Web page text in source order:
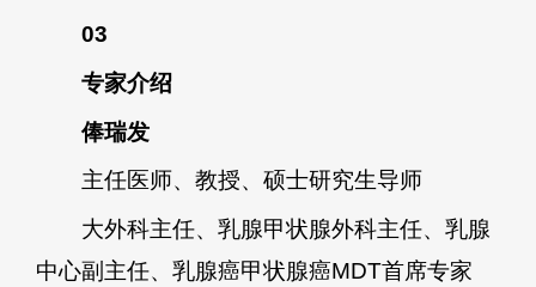
03
专家介绍
俸瑞发
主任医师、教授、硕士研究生导师
大外科主任、乳腺甲状腺外科主任、乳腺
中心副主任、乳腺癌甲状腺癌MDT首席专家